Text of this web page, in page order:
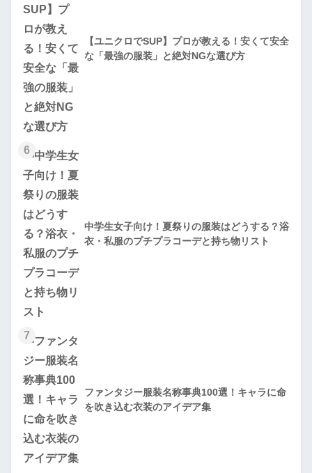
【ユニクロでSUP】プロが教える！安くて安全
な「最強の服装」と絶対NGな選び方
6
中学生女子向け！夏祭りの服装はどうする？浴
衣・私服のプチプラコーデと持ち物リスト
7
ファンタジー服装名称事典100選！キャラに命
を吹き込む衣装のアイデア集